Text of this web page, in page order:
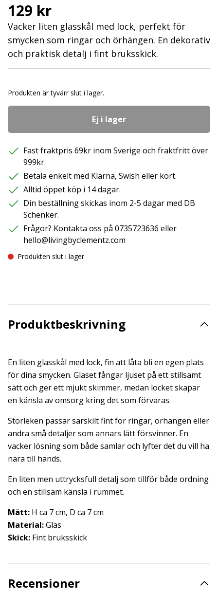
129 kr
Vacker liten glasskål med lock, perfekt för
smycken som ringar och örhängen. En dekorativ
och praktisk detalj i fint bruksskick.
Produkten är tyvärr slut i lager.
Ej i lager
Fast fraktpris 69kr inom Sverige och fraktfritt över
999kr.
Betala enkelt med Klarna, Swish eller kort.
Alltid öppet köp i 14 dagar.
Din beställning skickas inom 2-5 dagar med DB
Schenker.
Frågor? Kontakta oss på 0735723636 eller
hello@livingbyclementz.com
Produkten slut i lager
Produktbeskrivning
En liten glasskål med lock, fin att låta bli en egen plats
för dina smycken. Glaset fångar ljuset på ett stillsamt
sätt och ger ett mjukt skimmer, medan locket skapar
en känsla av omsorg kring det som förvaras.
Storleken passar särskilt fint för ringar, örhängen eller
andra små detaljer som annars lätt försvinner. En
vacker lösning som både samlar och lyfter det du vill ha
nära till hands.
En liten men uttrycksfull detalj som tillför både ordning
och en stillsam känsla i rummet.
Mått: H ca 7 cm, D ca 7 cm
Material:Glas
Skick: Fint bruksskick
Recensioner